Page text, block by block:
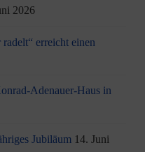
2026
erreicht einen
Adenauer-Haus in
Jubiläum 14. Juni